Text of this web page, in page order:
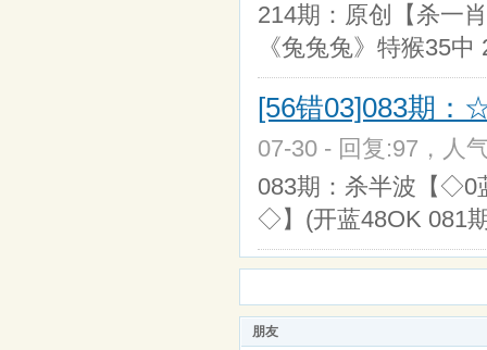
214期：原创【杀一
《兔兔兔》特猴35
[56错03]083期
07-30 - 回复:97，人
083期：杀半波【◇0
◇】(开蓝48OK 081
朋友